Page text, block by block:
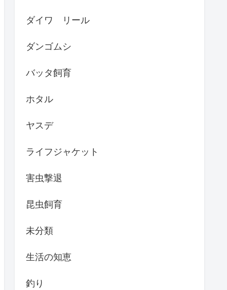
ダイワ リール
ダンゴムシ
バッタ飼育
ホタル
ヤスデ
ライフジャケット
害虫撃退
昆虫飼育
未分類
生活の知恵
釣り